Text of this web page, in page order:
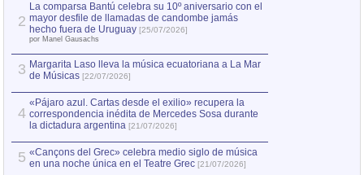
2
La comparsa Bantú celebra su 10º aniversario con el
mayor desfile de llamadas de candombe jamás
hecho fuera de Uruguay [25/07/2026]
por Manel Gausachs
3 Margarita Laso lleva la música ecuatoriana a La Mar
de Músicas [22/07/2026]
4
«Pájaro azul. Cartas desde el exilio» recupera la
correspondencia inédita de Mercedes Sosa durante
la dictadura argentina [21/07/2026]
5 «Cançons del Grec» celebra medio siglo de música
en una noche única en el Teatre Grec [21/07/2026]